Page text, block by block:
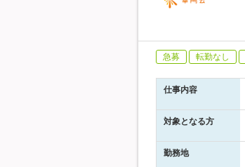
急募 転勤なし
仕事内容
対象となる方
勤務地